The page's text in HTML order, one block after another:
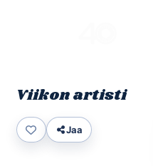
Viikon artisti
Jaa